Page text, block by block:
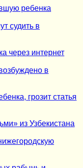
ребенка
судить в
через интернет
в
грозит статья
из Узбекистана